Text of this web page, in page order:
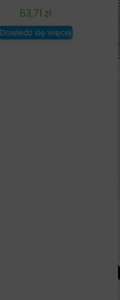
63,71 zł
Dowiedz się więcej